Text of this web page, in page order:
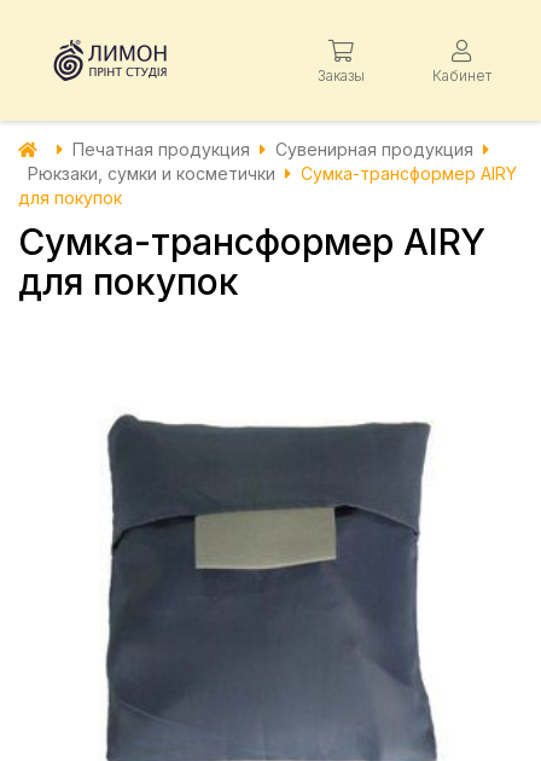
Заказы Кабинет
Печатная продукция
Сувенирная продукция
Рюкзаки, сумки и косметички
Сумка-трансформер AIRY
для покупок
Сумка-трансформер AIRY
для покупок